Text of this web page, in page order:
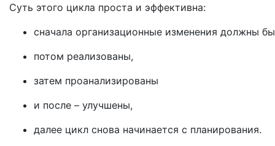
Суть этого цикла проста и эффективна:
сначала организационные изменения должны
потом реализованы,
затем проанализированы
и после – улучшены,
далее цикл снова начинается с планирования.